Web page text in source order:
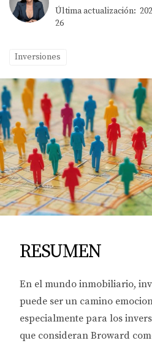
Última actualización:
26
Inversiones
RESUMEN
En el mundo inmobiliario,
puede ser un camino
especialmente para los
que consideran Broward